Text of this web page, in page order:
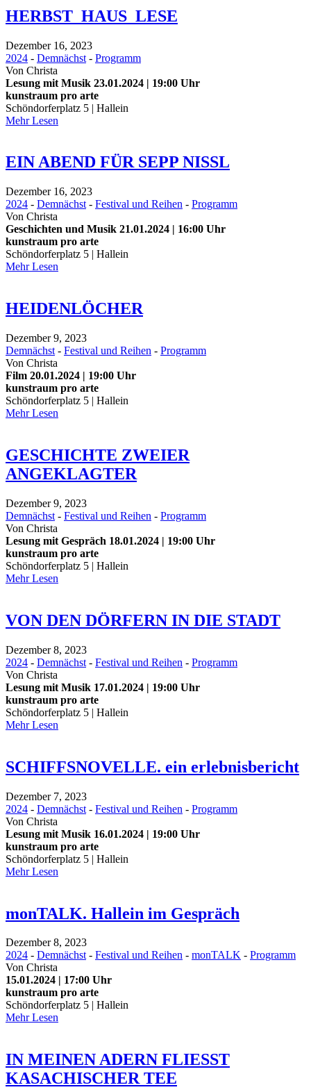
HERBST_HAUS_LESE
Dezember 16, 2023
2024 - Demnächst - Programm
Von Christa
Lesung mit Musik 23.01.2024 | 19:00 Uhr
kunstraum pro arte
Schöndorferplatz 5 | Hallein
Mehr Lesen
EIN ABEND FÜR SEPP NISSL
Dezember 16, 2023
2024 - Demnächst - Festival und Reihen - Programm
Von Christa
Geschichten und Musik 21.01.2024 | 16:00 Uhr
kunstraum pro arte
Schöndorferplatz 5 | Hallein
Mehr Lesen
HEIDENLÖCHER
Dezember 9, 2023
Demnächst - Festival und Reihen - Programm
Von Christa
Film 20.01.2024 | 19:00 Uhr
kunstraum pro arte
Schöndorferplatz 5 | Hallein
Mehr Lesen
GESCHICHTE ZWEIER
ANGEKLAGTER
Dezember 9, 2023
Demnächst - Festival und Reihen - Programm
Von Christa
Lesung mit Gespräch 18.01.2024 | 19:00 Uhr
kunstraum pro arte
Schöndorferplatz 5 | Hallein
Mehr Lesen
VON DEN DÖRFERN IN DIE STADT
Dezember 8, 2023
2024 - Demnächst - Festival und Reihen - Programm
Von Christa
Lesung mit Musik 17.01.2024 | 19:00 Uhr
kunstraum pro arte
Schöndorferplatz 5 | Hallein
Mehr Lesen
SCHIFFSNOVELLE. ein erlebnisbericht
Dezember 7, 2023
2024 - Demnächst - Festival und Reihen - Programm
Von Christa
Lesung mit Musik 16.01.2024 | 19:00 Uhr
kunstraum pro arte
Schöndorferplatz 5 | Hallein
Mehr Lesen
monTALK. Hallein im Gespräch
Dezember 8, 2023
2024 - Demnächst- Festival und Reihen - monTALK - Programm
Von Christa
15.01.2024 | 17:00 Uhr
kunstraum pro arte
Schöndorferplatz 5 | Hallein
Mehr Lesen
IN MEINEN ADERN FLIESST
KASACHISCHER TEE